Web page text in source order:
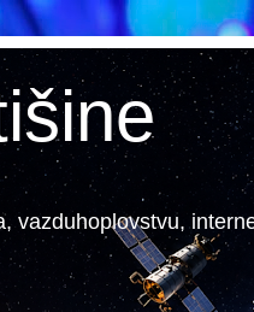
vazduhoplovstvu,